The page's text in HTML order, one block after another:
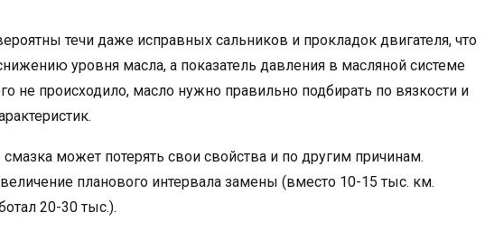
течи даже исправных сальников и прокладок двигателя, что
уровня масла, а показатель давления в масляной системе
не происходило, масло нужно правильно подбирать по вязкости и
может потерять свои свойства и по другим причинам.
планового интервала замены (вместо 10-15 тыс. км.
20-30 тыс.).